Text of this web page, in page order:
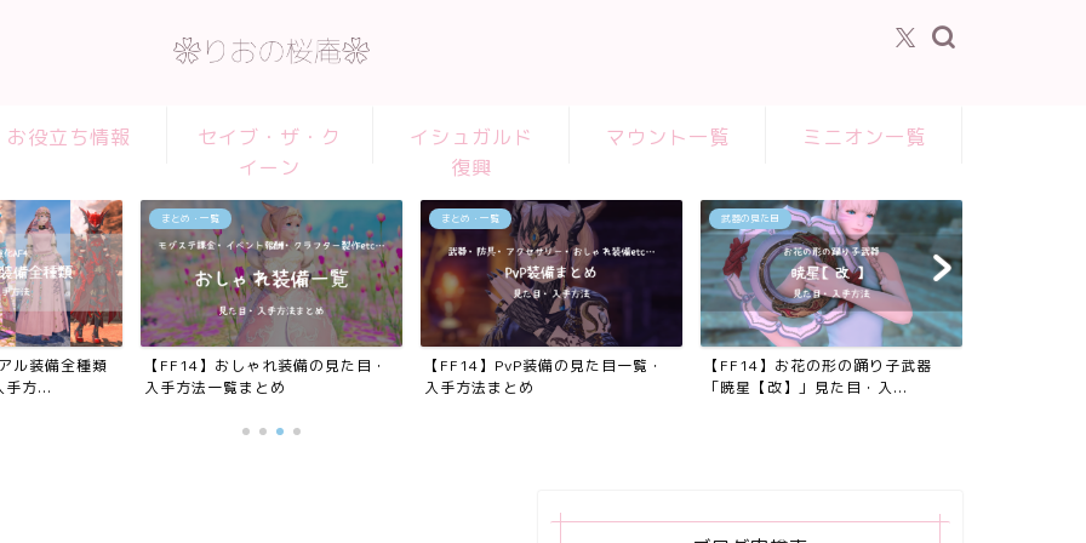
お役立ち情報
セイブ・ザ・ク
イーン
イシュガルド
復興
マウント一覧 ミニオン一覧
備の見た目・
まとめ・一覧
【FF14】PvP装備の見た目一覧・
入手方法まとめ
武器の見た目
【FF14】お花の形の踊り子武器
「暁星【改】」見た目・入...
まとめ・一覧
【FF14】アイディアル装備全種類
の見た目・染色・入手方...